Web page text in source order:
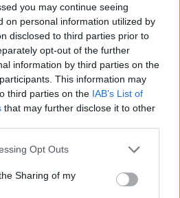
you may continue seeing
on personal information utilized by
disclosed to third parties prior to
opt-out of the further
information by third parties on the
This information may
third parties on the IAB’s List of
that may further disclose it to other
Opt Outs
Sharing of my
2026 Pudotuspelit –